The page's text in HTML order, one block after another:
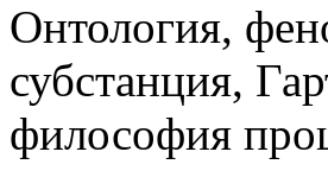
Oнтология,
субстанция,
философия